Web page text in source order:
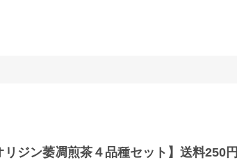
リジン萎凋煎茶４品種セット】送料250円